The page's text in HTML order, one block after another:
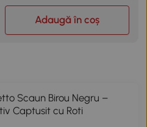
Adaugă în coș
Scaun Birou Negru –
Captusit cu Roti